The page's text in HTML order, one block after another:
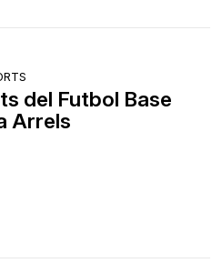
del Futbol Base
Arrels